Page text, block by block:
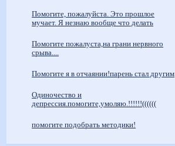
Помогите, пожалуйста. Это прошлое
мучает. Я незнаю вообще что делать
Помогите пожалуста,на грани нервного
срыва....
Помогите я в отчаянии!парень стал другим
Одиночество и
депрессия.помогите,умоляю.!!!!!!((((((
помогите подобрать методики!